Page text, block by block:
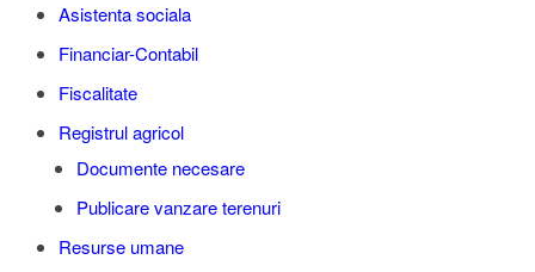
Asistenta sociala
Financiar-Contabil
Fiscalitate
Registrul agricol
Documente necesare
Publicare vanzare terenuri
Resurse umane